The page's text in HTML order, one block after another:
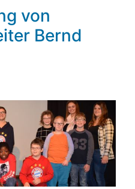
von
Bernd